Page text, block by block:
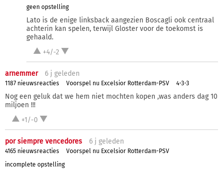
geen opstelling
Lato is de enige linksback aangezien Boscagli ook centraal
achterin kan spelen, terwijl Gloster voor de toekomst is
gehaald.
+4/-2
arnemmer 6 j geleden
1187 nieuwsreacties Voorspel nu Excelsior Rotterdam-PSV 4-3-3
Nog een geluk dat we hem niet mochten kopen ,was anders dag 10
miljoen !!!
+1/-0
por siempre vencedores 6 j geleden
4165 nieuwsreacties
Voorspel nu Excelsior Rotterdam-PSV
incomplete opstelling